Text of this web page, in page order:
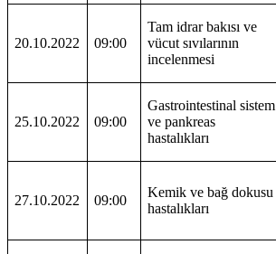
20.10.2022 09:00
Tam idrar bakısı ve
vücut sıvılarının
incelenmesi
25.10.2022 09:00
Gastrointestinal sistem
ve pankreas
hastalıkları
27.10.2022 09:00
Kemik ve bağ dokusu
hastalıkları